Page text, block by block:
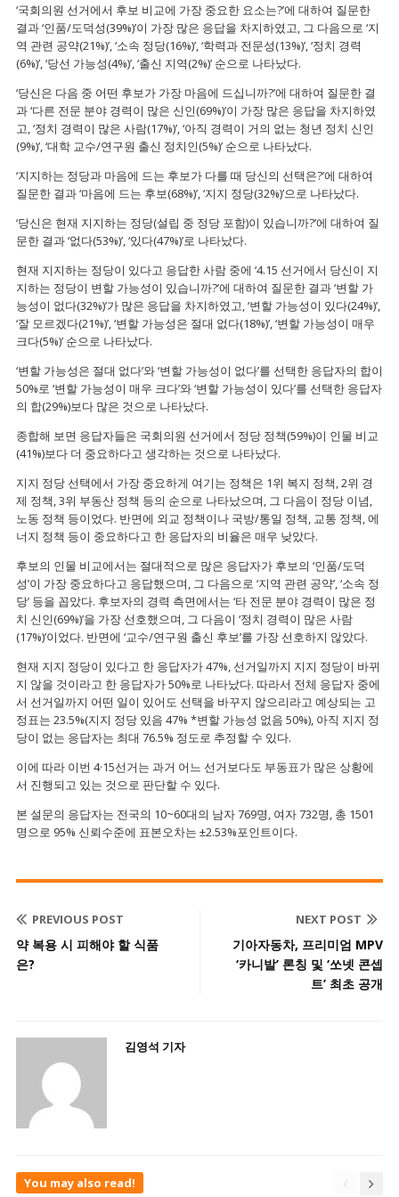
‘국회의원 선거에서 후보 비교에 가장 중요한 요소는?’에 대하여 질문한
결과 ‘인품/도덕성(39%)’이 가장 많은 응답을 차지하였고, 그 다음으로 ‘지
역 관련 공약(21%)’, ‘소속 정당(16%)’, ‘학력과 전문성(13%)’, ‘정치 경력
(6%)’, ‘당선 가능성(4%)’, ‘출신 지역(2%)’ 순으로 나타났다.
‘당신은 다음 중 어떤 후보가 가장 마음에 드십니까?’에 대하여 질문한 결
과 ‘다른 전문 분야 경력이 많은 신인(69%)’이 가장 많은 응답을 차지하였
고, ‘정치 경력이 많은 사람(17%)’, ‘아직 경력이 거의 없는 청년 정치 신인
(9%)’, ‘대학 교수/연구원 출신 정치인(5%)’ 순으로 나타났다.
‘지지하는 정당과 마음에 드는 후보가 다를 때 당신의 선택은?’에 대하여
질문한 결과 ‘마음에 드는 후보(68%)’, ‘지지 정당(32%)’으로 나타났다.
‘당신은 현재 지지하는 정당(설립 중 정당 포함)이 있습니까?’에 대하여 질
문한 결과 ‘없다(53%)’, ‘있다(47%)’로 나타났다.
현재 지지하는 정당이 있다고 응답한 사람 중에 ‘4.15 선거에서 당신이 지
지하는 정당이 변할 가능성이 있습니까?’에 대하여 질문한 결과 ‘변할 가
능성이 없다(32%)’가 많은 응답을 차지하였고, ‘변할 가능성이 있다(24%)’,
‘잘 모르겠다(21%)’, ‘변할 가능성은 절대 없다(18%)’, ‘변할 가능성이 매우
크다(5%)’ 순으로 나타났다.
‘변할 가능성은 절대 없다’와 ‘변할 가능성이 없다’를 선택한 응답자의 합이
50%로 ‘변할 가능성이 매우 크다’와 ‘변할 가능성이 있다’를 선택한 응답자
의 합(29%)보다 많은 것으로 나타났다.
종합해 보면 응답자들은 국회의원 선거에서 정당 정책(59%)이 인물 비교
(41%)보다 더 중요하다고 생각하는 것으로 나타났다.
지지 정당 선택에서 가장 중요하게 여기는 정책은 1위 복지 정책, 2위 경
제 정책, 3위 부동산 정책 등의 순으로 나타났으며, 그 다음이 정당 이념,
노동 정책 등이었다. 반면에 외교 정책이나 국방/통일 정책, 교통 정책, 에
너지 정책 등이 중요하다고 한 응답자의 비율은 매우 낮았다.
후보의 인물 비교에서는 절대적으로 많은 응답자가 후보의 ‘인품/도덕
성’이 가장 중요하다고 응답했으며, 그 다음으로 ‘지역 관련 공약’, ‘소속 정
당’ 등을 꼽았다. 후보자의 경력 측면에서는 ‘타 전문 분야 경력이 많은 정
치 신인(69%)’을 가장 선호했으며, 그 다음이 ‘정치 경력이 많은 사람
(17%)’이었다. 반면에 ‘교수/연구원 출신 후보’를 가장 선호하지 않았다.
현재 지지 정당이 있다고 한 응답자가 47%, 선거일까지 지지 정당이 바뀌
지 않을 것이라고 한 응답자가 50%로 나타났다. 따라서 전체 응답자 중에
서 선거일까지 어떤 일이 있어도 선택을 바꾸지 않으리라고 예상되는 고
정표는 23.5%(지지 정당 있음 47% *변할 가능성 없음 50%), 아직 지지 정
당이 없는 응답자는 최대 76.5% 정도로 추정할 수 있다.
이에 따라 이번 4·15선거는 과거 어느 선거보다도 부동표가 많은 상황에
서 진행되고 있는 것으로 판단할 수 있다.
본 설문의 응답자는 전국의 10~60대의 남자 769명, 여자 732명, 총 1501
명으로 95% 신뢰수준에 표본오차는 ±2.53%포인트이다.
PREVIOUS POST
약 복용 시 피해야 할 식품
은?
NEXT POST
기아자동차, 프리미엄 MPV
‘카니발’ 론칭 및 ‘쏘넷 콘셉
트’ 최초 공개
김영석 기자
You may also read!